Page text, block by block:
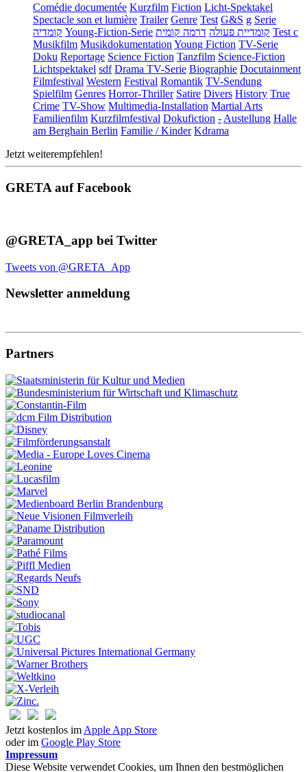
Comédie documentée Kurzfilm Fiction Licht-Spektakel
Spectacle son et lumière Trailer Genre Test G&S g Serie
קומדיה Young-Fiction-Serie קומדיית פעולה דרמה קומית
Test c
Musikfilm Musikdokumentation Young Fiction TV-Serie
Doku Reportage Science Fiction Tanzfilm Science-Fiction
Lichtspektakel sdf Drama TV-Serie Biographie Docutainment
Filmfestival Western Festival Romantik TV-Sendung
Spielfilm Genres Horror-Thriller Satire Divers History True
Crime TV-Show Multimedia-Installation Martial Arts
Familienfilm Kurzfilmfestival Dokufiction - Austellung Halle
am Berghain Berlin Familie / Kinder Kdrama
Jetzt weiterempfehlen!
GRETA auf Facebook
@GRETA_app bei Twitter
Tweets von @GRETA_App
Newsletter anmeldung
Partners
Jetzt kostenlos im Apple App Store
oder im Google Play Store
Impressum
Diese Website verwendet Cookies, um Ihnen den bestmöglichen